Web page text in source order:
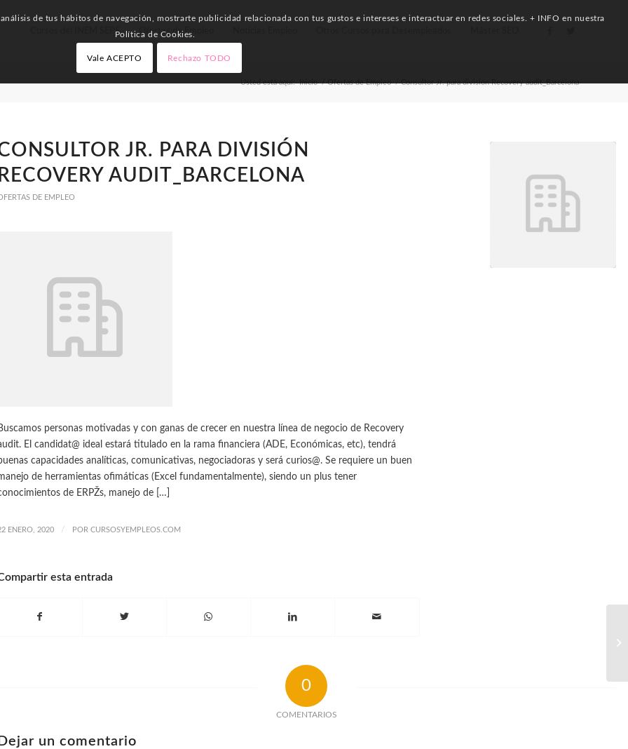
Cursos del INEM SEPE Ofertas de Empleo
Usted está aquí: Inicio / Ofertas de Empleo / Consultor Jr. para división Recovery audit_Barcelona
JR. PARA DIVISIÓN
RECOVERY AUDIT_BARCELONA
DE EMPLEO
personas motivadas y con ganas de crecer en nuestra línea de negocio de Recovery
El candidat@ ideal estará titulado en la rama financiera (ADE, Económicas, etc), tendrá
capacidades analíticas, comunicativas, negociadoras y será curios@. Se requiere un buen
de herramientas ofimáticas (Excel fundamentalmente), siendo un plus tener
de ERPŽs, manejo de […]
ENERO, 2020 / POR CURSOSYEMPLEOS.COM
esta entrada
0
COMENTARIOS
Dejar un comentario
de tus hábitos de navegación, mostrarte publicidad relacionada con tus gustos e intereses e interactuar en redes sociales. + INFO en nuestra
Política de Cookies.
Vale ACEPTO Rechazo TODO